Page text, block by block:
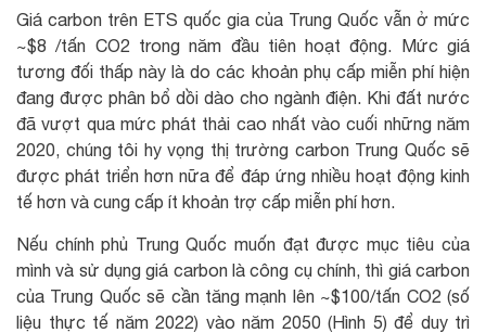
Giá carbon trên ETS quốc gia của Trung Quốc vẫn ở mức
~$8 /tấn CO2 trong năm đầu tiên hoạt động. Mức giá
tương đối thấp này là do các khoản phụ cấp miễn phí hiện
đang được phân bổ dồi dào cho ngành điện. Khi đất nước
đã vượt qua mức phát thải cao nhất vào cuối những năm
2020, chúng tôi hy vọng thị trường carbon Trung Quốc sẽ
được phát triển hơn nữa để đáp ứng nhiều hoạt động kinh
tế hơn và cung cấp ít khoản trợ cấp miễn phí hơn.
Nếu chính phủ Trung Quốc muốn đạt được mục tiêu của
mình và sử dụng giá carbon là công cụ chính, thì giá carbon
của Trung Quốc sẽ cần tăng mạnh lên ~$100/tấn CO2 (số
liệu thực tế năm 2022) vào năm 2050 (Hình 5) để duy trì